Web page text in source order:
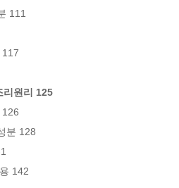
111
원리 125
분 128
142